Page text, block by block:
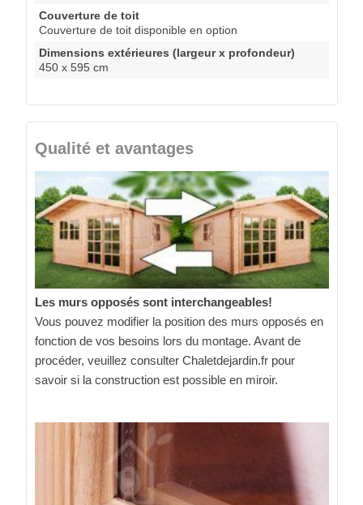
Couverture de toit
Couverture de toit disponible en option
Dimensions extérieures (largeur x profondeur)
450 x 595 cm
Qualité et avantages
Les murs opposés sont interchangeables!
Vous pouvez modifier la position des murs opposés en
fonction de vos besoins lors du montage. Avant de
procéder, veuillez consulter Chaletdejardin.fr pour
savoir si la construction est possible en miroir.